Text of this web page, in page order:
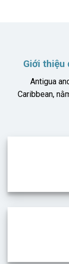
Giới thiệu
Antigua
Caribbean,